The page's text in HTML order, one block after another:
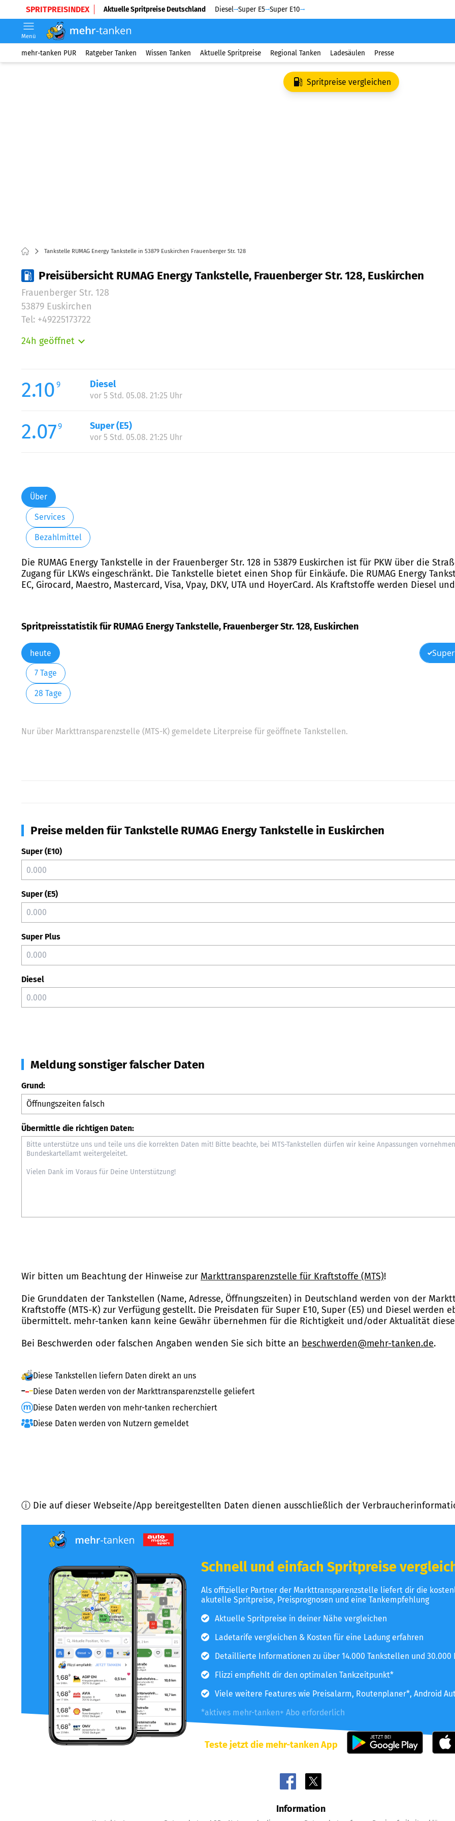
SPRITPREISINDEX Aktuelle Spritpreise Deutschland Diesel Super E5 Super E10
Menü
mehr-tanken PUR Ratgeber Tanken Wissen Tanken Aktuelle Spritpreise Regional Tanken Ladesäulen Presse
Spritpreise vergleichen
Tankstelle RUMAG Energy Tankstelle in 53879 Euskirchen Frauenberger Str. 128
Preisübersicht RUMAG Energy Tankstelle, Frauenberger Str. 128, Euskirchen
Frauenberger Str. 128
53879 Euskirchen
Tel: +49225173722
24h geöffnet
Mittwoch:
Donnerstag:
Samstag:
Sonntag:
2.10 9 Diesel
vor 5 Std. 05.08. 21:25 Uhr
2.079 Super (E5)
vor 5 Std. 05.08. 21:25 Uhr
Über
Services
Bezahlmittel
Die RUMAG Energy Tankstelle in der Frauenberger Str. 128 in 53879 Euskirchen ist für PKW über die
Zugang für LKWs eingeschränkt. Die Tankstelle bietet einen Shop für Einkäufe. Die RUMAG Energy
EC, Girocard, Maestro, Mastercard, Visa, Vpay, DKV, UTA und HoyerCard. Als Kraftstoffe werden Diesel
Spritpreisstatistik für RUMAG Energy Tankstelle, Frauenberger Str. 128, Euskirchen
heute
7 Tage
28 Tage
Nur über Markttransparenzstelle (MTS-K) gemeldete Literpreise für geöffnete Tankstellen.
Preise melden für Tankstelle RUMAG Energy Tankstelle in Euskirchen
Super (E10)
Super (E5)
Super Plus
Diesel
Meldung sonstiger falscher Daten
Grund:
Übermittle die richtigen Daten:
Wir bitten um Beachtung der Hinweise zur Markttransparenzstelle für Kraftstoffe (MTS)!
Die Grunddaten der Tankstellen (Name, Adresse, Öffnungszeiten) in Deutschland werden von der
Kraftstoffe (MTS-K) zur Verfügung gestellt. Die Preisdaten für Super E10, Super (E5) und Diesel werden
übermittelt. mehr-tanken kann keine Gewähr übernehmen für die Richtigkeit und/oder Aktualität
Bei Beschwerden oder falschen Angaben wenden Sie sich bitte an beschwerden@mehr-tanken.de.
Diese Tankstellen liefern Daten direkt an uns
Diese Daten werden von der Markttransparenzstelle geliefert
Diese Daten werden von mehr-tanken recherchiert
Diese Daten werden von Nutzern gemeldet
ⓘ Die auf dieser Webseite/App bereitgestellten Daten dienen ausschließlich der
Schnell und einfach Spritpreise
Als offizieller Partner der Markttransparenzstelle liefert dir die
akutelle Spritpreise, Preisprognosen und eine Tankempfehlung
Aktuelle Spritpreise in deiner Nähe vergleichen
Ladetarife vergleichen & Kosten für eine Ladung erfahren
Detaillierte Informationen zu über 14.000 Tankstellen und 30.000
Flizzi empfiehlt dir den optimalen Tankzeitpunkt*
Viele weitere Features wie Preisalarm, Routenplaner*, Android
*aktives mehr-tanken+ Abo erforderlich
Teste jetzt die mehr-tanken App
Information